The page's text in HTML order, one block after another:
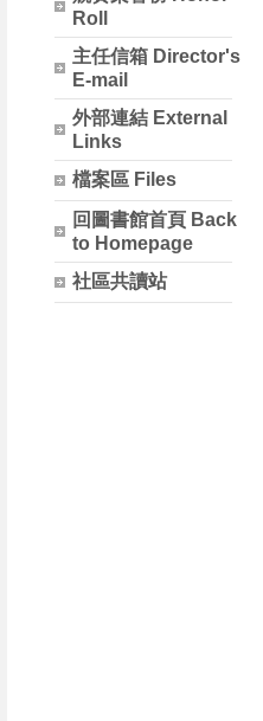
Roll
主任信箱 Director's
E-mail
外部連結 External
Links
檔案區 Files
回圖書館首頁 Back
to Homepage
社區共讀站